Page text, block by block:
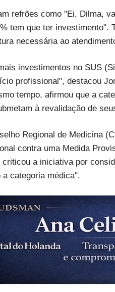
refrões como "Ei, Dilma,
tem que ter investimento".
necessária ao
investimentos no SUS
profissional", destacou
tempo, afirmou que a
à revalidação de
Regional de Medicina
contra uma Medida
criticou a iniciativa por
categoria médica".